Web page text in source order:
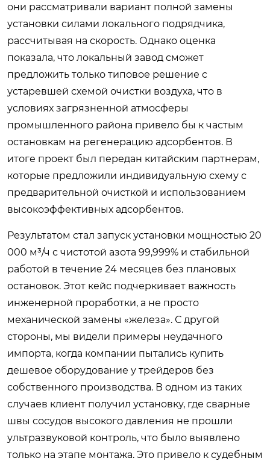
они рассматривали вариант полной замены
установки силами локального подрядчика,
рассчитывая на скорость. Однако оценка
показала, что локальный завод сможет
предложить только типовое решение с
устаревшей схемой очистки воздуха, что в
условиях загрязненной атмосферы
промышленного района привело бы к частым
остановкам на регенерацию адсорбентов. В
итоге проект был передан китайским партнерам,
которые предложили индивидуальную схему с
предварительной очисткой и использованием
высокоэффективных адсорбентов.
Результатом стал запуск установки мощностью 20
000 м³/ч с чистотой азота 99,999% и стабильной
работой в течение 24 месяцев без плановых
остановок. Этот кейс подчеркивает важность
инженерной проработки, а не просто
механической замены «железа». С другой
стороны, мы видели примеры неудачного
импорта, когда компании пытались купить
дешевое оборудование у трейдеров без
собственного производства. В одном из таких
случаев клиент получил установку, где сварные
швы сосудов высокого давления не прошли
ультразвуковой контроль, что было выявлено
только на этапе монтажа. Это привело к судебным